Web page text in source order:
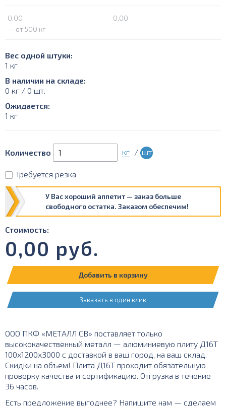
0,00
0,00
— от 500 кг
Вес одной штуки:
1 кг
В наличии на складе:
0 кг / 0 шт.
Ожидается:
1 кг
Количество кг / шт
Требуется резка
У Вас хороший аппетит — заказ больше
свободного остатка. Заказом обеспечим!
Стоимость:
0,00 руб.
Добавить в корзину
Заказать в один клик
ООО ПКФ «МЕТАЛЛ СВ» поставляет только
высококачественный металл — алюминиевую плиту Д16Т
100х1200х3000 с доставкой в ваш город, на ваш склад.
Скидки на объем! Плита Д16Т проходит обязательную
проверку качества и сертификацию. Отгрузка в течение
36 часов.
Есть предложение выгоднее? Напишите нам — сделаем